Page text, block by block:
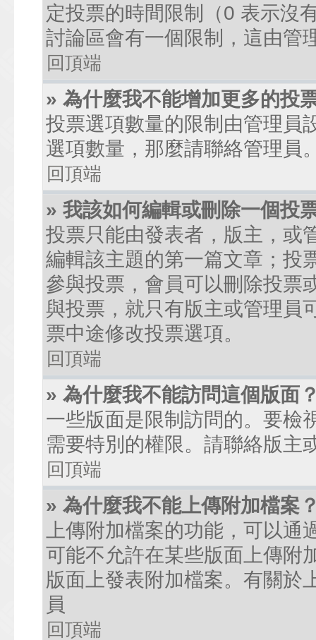
定投票的時間限制（0 表示沒
討論區會有一個限制，這由管
回頂端
» 為什麼我不能增加更多的投
投票選項數量的限制由管理員
選項數量，那麼請聯絡管理員
回頂端
» 我該如何編輯或刪除一個投
投票只能由發表者，版主，或
編輯該主題的第一篇文章；投
參與投票，會員可以刪除投票
與投票，就只有版主或管理員
票中途修改投票選項。
回頂端
» 為什麼我不能訪問這個版面
一些版面是限制訪問的。要檢
需要特別的權限。請聯絡版主
回頂端
» 為什麼我不能上傳附加檔案
上傳附加檔案的功能，可以
可能不允許在某些版面上傳附
版面上發表附加檔案。有關於
員
回頂端